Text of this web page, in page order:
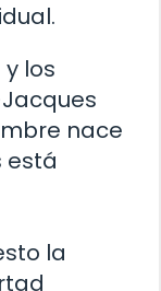
los
nace
está
la